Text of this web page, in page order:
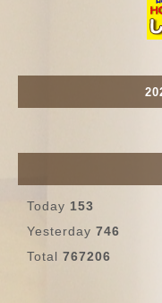
Today 153
Yesterday 746
Total 767206